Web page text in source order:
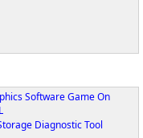
Software Game On
Diagnostic Tool